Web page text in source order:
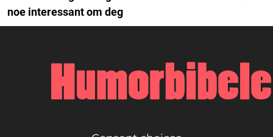
noe interessant om deg